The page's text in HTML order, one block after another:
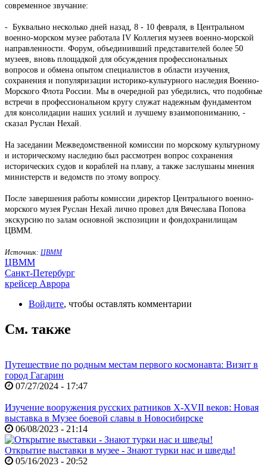
современное звучание:
- Буквально несколько дней назад, 8 - 10 февраля, в Центральном
военно-морском музее работала IV Коллегия музеев военно-морской
направленности. Форум, объединивший представителей более 50
музеев, вновь площадкой для обсуждения профессиональных
вопросов и обмена опытом специалистов в области изучения,
сохранения и популяризации историко-культурного наследия Военно-
Морского Флота России. Мы в очередной раз убедились, что подобные
встречи в профессиональном кругу служат надежным фундаментом
для консолидации наших усилий и лучшему взаимопониманию, -
сказал Руслан Нехай.
На заседании Межведомственной комиссии по морскому культурному
и историческому наследию был рассмотрен вопрос сохранения
исторических судов и кораблей на плаву, а также заслушаны мнения
министерств и ведомств по этому вопросу.
После завершения работы комиссии директор Центрального военно-
морского музея Руслан Нехай лично провел для Вячеслава Попова
экскурсию по залам основной экспозиции и фондохранилищам
ЦВММ.
Источник: ЦВММ
ЦВММ
Санкт-Петербург
крейсер Аврора
Войдите, чтобы оставлять комментарии
См. также
Путешествие по родным местам первого космонавта: Визит в
город Гагарин
07/27/2024 - 17:47
Изучение вооружения русских ратников X-XVII веков: Новая
выставка в Музее боевой славы в Новосибирске
06/08/2023 - 21:14
Открытие выставки в музее - Знают турки нас и шведы!
05/16/2023 - 20:52